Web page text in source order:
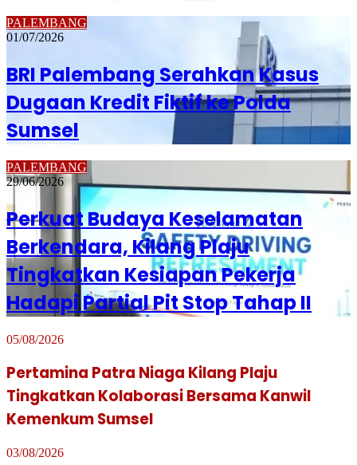
PALEMBANG
01/07/2026
BRI Palembang Serahkan Kasus
Dugaan Kredit Fiktif ke Polda
Sumsel
PALEMBANG
29/06/2026
Perkuat Budaya Keselamatan
Berkendara, Kilang Plaju
Tingkatkan Kesiapan Pekerja
Hadapi Partial Pit Stop Tahap II
05/08/2026
Pertamina Patra Niaga Kilang Plaju
Tingkatkan Kolaborasi Bersama Kanwil
Kemenkum Sumsel
03/08/2026